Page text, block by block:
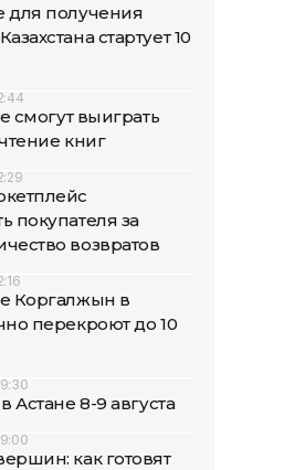
для получения
стартует 10
смогут выиграть
книг
покупателя за
возвратов
Коргалжын в
перекроют до 10
Астане 8-9 августа
как готовят